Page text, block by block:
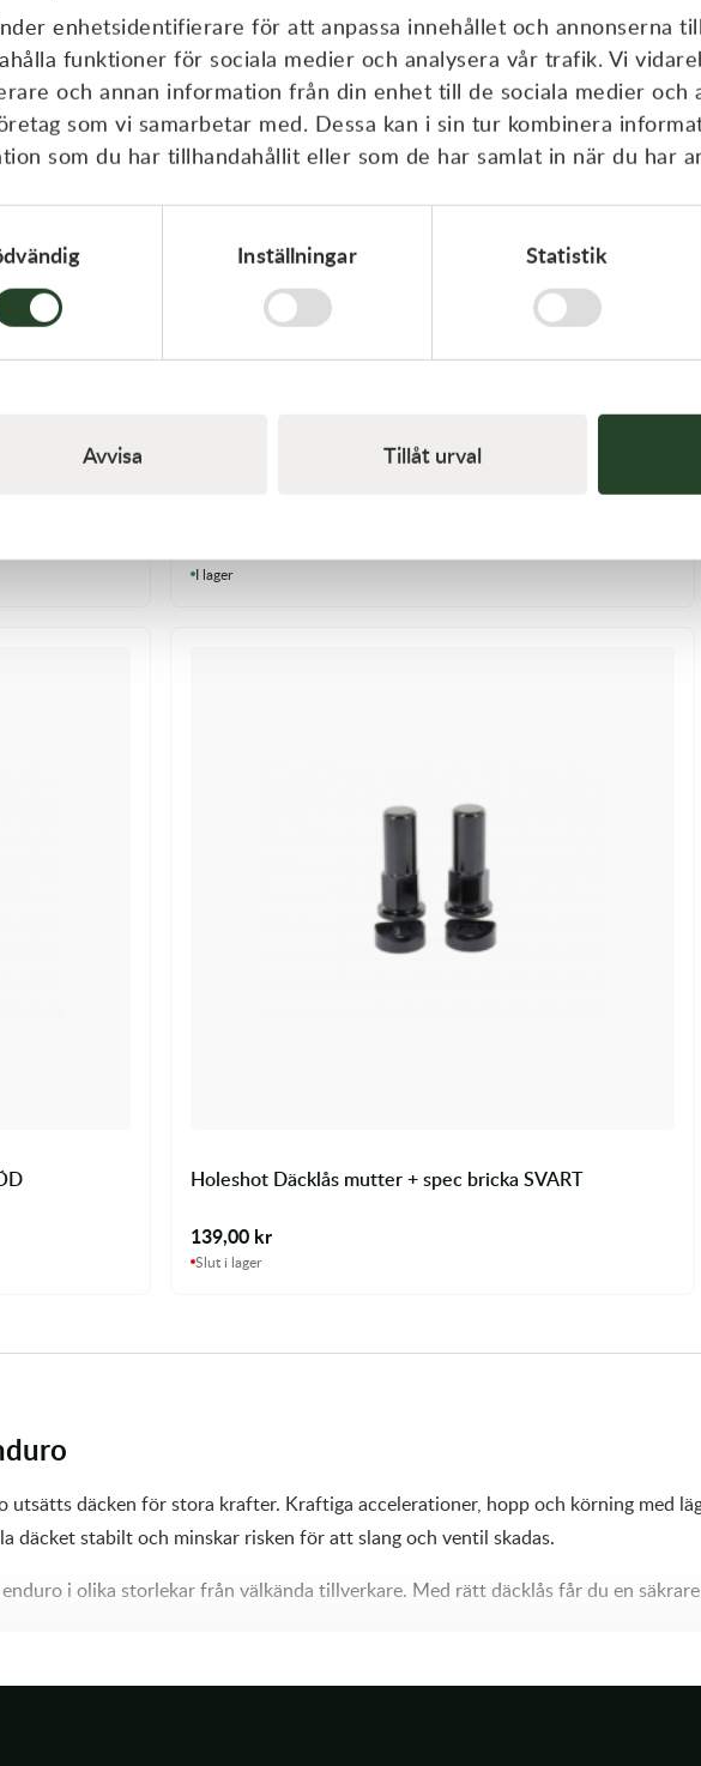
enhetsidentifierare för att anpassa innehållet och annonserna
funktioner för sociala medier och analysera vår trafik. Vi
och annan information från din enhet till de sociala medier och
som vi samarbetar med. Dessa kan i sin tur kombinera
som du har tillhandahållit eller som de har samlat in när du har
Inställningar Statistik
Avvisa Tillåt urval
I lager
Holeshot Däcklås mutter + spec bricka SVART
139,00 kr
Slut i lager
däcken för stora krafter. Kraftiga accelerationer, hopp och körning med
däcket stabilt och minskar risken för att slang och ventil skadas.
i olika storlekar från välkända tillverkare. Med rätt däcklås får du en
däcket och fälgen för att låsa fast däcket mot fälgen. När däcket utsätts